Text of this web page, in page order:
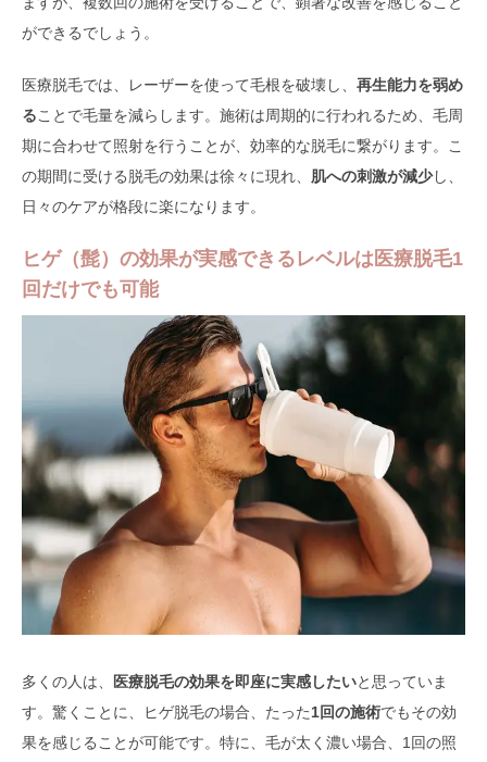
ができるでしょう。
医療脱毛では、レーザーを使って毛根を破壊し、 再生能力を弱め
ることで毛量を減らします。施術は周期的に行われるため、毛周
期に合わせて照射を行うことが、効率的な脱毛に繋がります。こ
の期間に受ける脱毛の効果は徐々に現れ、 肌への刺激が減少し、
日々のケアが格段に楽になります。
ヒゲ（髭）の効果が実感できるレベルは医療脱毛1
回だけでも可能
多くの人は、 医療脱毛の効果を即座に実感したいと思っていま
す。驚くことに、ヒゲ脱毛の場合、たった1回の施術でもその効
果を感じることが可能です。特に、毛が太く濃い場合、1回の照